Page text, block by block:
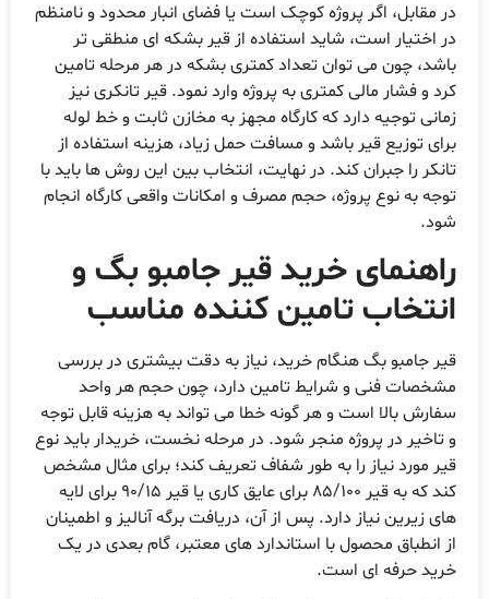
مقابل، اگر پروژه کوچک است یا فضای انبار محدود و نامنظم
اختیار است، شاید استفاده از قیر بشکه ای منطقی تر
چون می توان تعداد کمتری بشکه در هر مرحله تامین
و فشار مالی کمتری به پروژه وارد نمود. قیر تانکری نیز
توجیه دارد که کارگاه مجهز به مخازن ثابت و خط لوله
توزیع قیر باشد و مسافت حمل زیاد، هزینه استفاده از
را جبران کند. در نهایت، انتخاب بین این روش ها باید با
به نوع پروژه، حجم مصرف و امکانات واقعی کارگاه انجام
خرید قیر جامبو بگ و
تامین کننده مناسب
جامبو بگ هنگام خرید، نیاز به دقت بیشتری در بررسی
فنی و شرایط تامین دارد، چون حجم هر واحد
بالا است و هر گونه خطا می تواند به هزینه قابل توجه
تاخیر در پروژه منجر شود. در مرحله نخست، خریدار باید نوع
مورد نیاز را به طور شفاف تعریف کند؛ برای مثال مشخص
کند که به قیر 85/100 برای عایق کاری یا قیر 90/15 برای لایه
زیرین نیاز دارد. پس از آن، دریافت برگه آنالیز و اطمینان
انطباق محصول با استاندارد های معتبر، گام بعدی در یک
حرفه ای است.